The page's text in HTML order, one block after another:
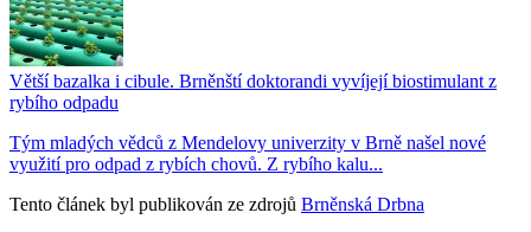
Větší bazalka i cibule. Brněnští doktorandi vyvíjejí biostimulant z
rybího odpadu
Tým mladých vědců z Mendelovy univerzity v Brně našel nové
využití pro odpad z rybích chovů. Z rybího kalu...
Tento článek byl publikován ze zdrojů Brněnská Drbna